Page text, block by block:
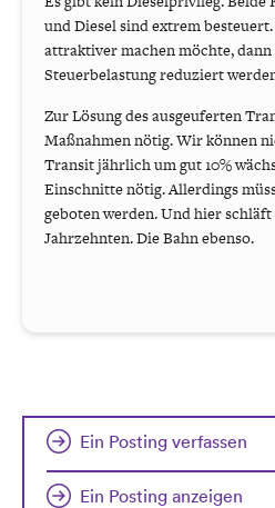
und Diesel sind extrem
attraktiver machen möchte,
Steuerbelastung reduziert
Zur Lösung des ausgeuferten
Maßnahmen nötig. Wir können
Transit jährlich um gut 10%
Einschnitte nötig. Allerdings
geboten werden. Und hier
Jahrzehnten. Die Bahn ebenso.
Ein Posting verfassen
Ein Posting anzeigen